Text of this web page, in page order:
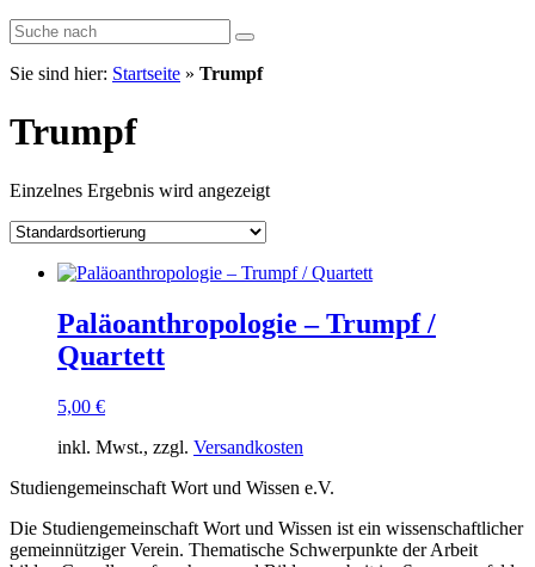
Sie sind hier: Startseite » Trumpf
Trumpf
Einzelnes Ergebnis wird angezeigt
Paläoanthropologie – Trumpf /
Quartett
5,00 €
inkl. Mwst., zzgl. Versandkosten
Studiengemeinschaft Wort und Wissen e.V.
Die Studiengemeinschaft Wort und Wissen ist ein wissenschaftlicher
gemeinnütziger Verein. Thematische Schwerpunkte der Arbeit